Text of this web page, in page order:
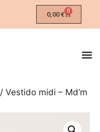
0,00€ 0
/ Vestido midi – Md’m